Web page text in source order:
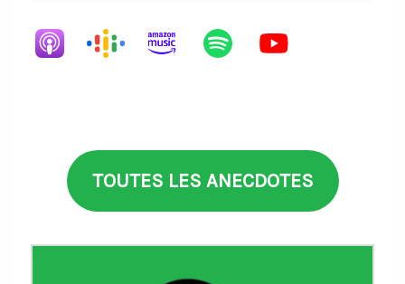
TOUTES LES ANECDOTES